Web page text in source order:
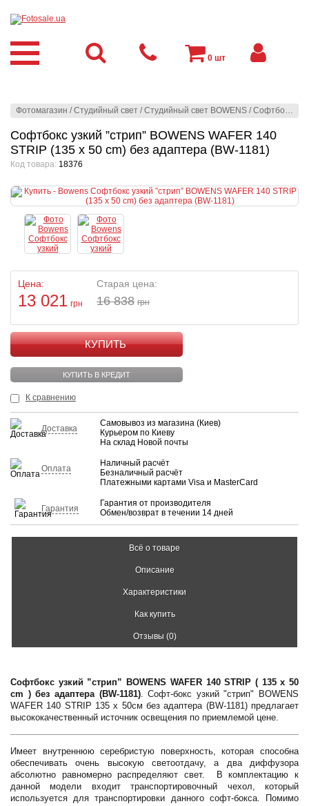
Фотомагазин /Студийный свет /Студийный свет BOWENS /Софтбоксы
Софтбокс узкий ”стрип” BOWENS WAFER 140
STRIP (135 x 50 cm) без адаптера (BW-1181)
Код товара: 18376
Цена:
13 021 грн
Старая цена:
16 838 грн
КУПИТЬ
КУПИТЬ В КРЕДИТ
К сравнению
Доставка
Самовывоз из магазина (Киев)
Курьером по Киеву
На склад Новой почты
Оплата
Наличный расчёт
Безналичный расчёт
Платежными картами Visa и MasterCard
Гарантия
Гарантия от производителя
Обмен/возврат в течении 14 дней
Всё о товаре
Описание
Характеристики
Как купить
Отзывы (0)
Софтбокс узкий ”стрип” BOWENS WAFER 140 STRIP ( 135 x 50
cm ) без адаптера (BW-1181). Софт-бокс узкий "стрип" BOWENS
WAFER 140 STRIP 135 x 50см без адаптера (BW-1181) предлагает
высококачественный источник освещения по приемлемой цене.
Имеет внутреннюю серебристую поверхность, которая способна
обеспечивать очень высокую светоотдачу, а два диффузора
абсолютно равномерно распределяют свет. В комплектацию к
данной модели входит транспортировочный чехол, который
используется для транспортировки данного софт-бокса. Помимо
0 шт